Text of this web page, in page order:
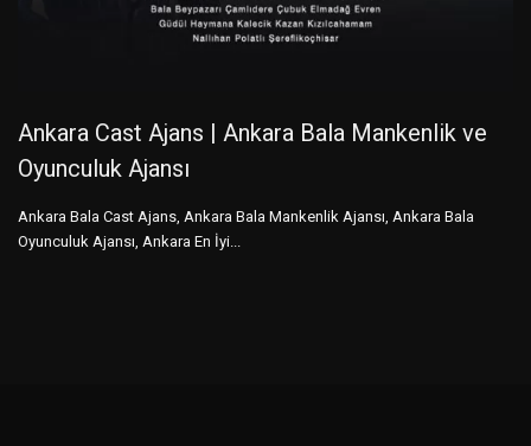
Ankara Cast Ajans | Ankara Bala Mankenlik ve
Oyunculuk Ajansı
Ankara Bala Cast Ajans, Ankara Bala Mankenlik Ajansı, Ankara Bala
Oyunculuk Ajansı, Ankara En İyi...